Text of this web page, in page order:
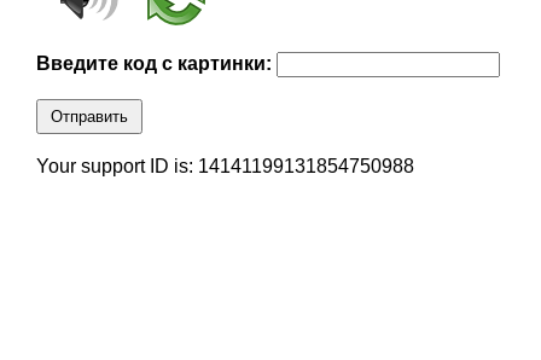
Введите код с картинки:
Отправить
Your support ID is: 14141199131854750988